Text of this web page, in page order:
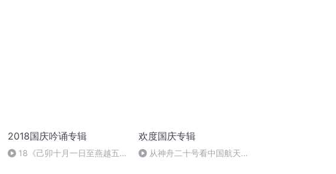
2018国庆吟诵专辑
18《己卯十月一日至燕越五
欢度国庆专辑
从神舟二十号看中国航天